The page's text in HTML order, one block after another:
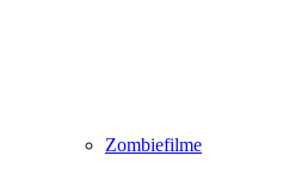
Zombiefilme